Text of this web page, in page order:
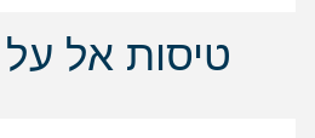
טיסות אל